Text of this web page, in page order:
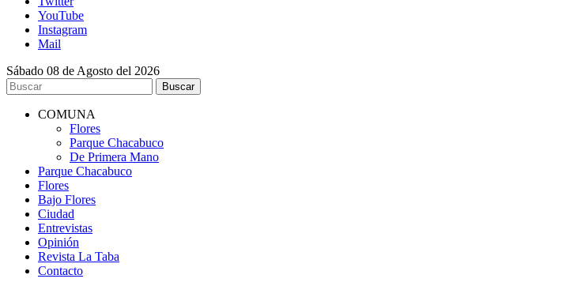
YouTube
Instagram
Mail
Sábado 08 de Agosto del 2026
COMUNA
Flores
Parque Chacabuco
De Primera Mano
Parque Chacabuco
Flores
Bajo Flores
Ciudad
Entrevistas
Opinión
Revista La Taba
Contacto